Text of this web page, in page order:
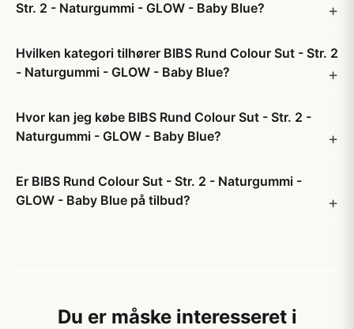
Str. 2 - Naturgummi - GLOW - Baby Blue?
Hvilken kategori tilhører BIBS Rund Colour Sut - Str. 2
- Naturgummi - GLOW - Baby Blue?
Hvor kan jeg købe BIBS Rund Colour Sut - Str. 2 -
Naturgummi - GLOW - Baby Blue?
Er BIBS Rund Colour Sut - Str. 2 - Naturgummi -
GLOW - Baby Blue på tilbud?
Du er måske interesseret i